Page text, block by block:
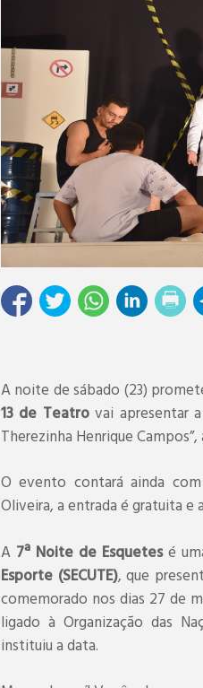
A noite de sábado (23)
13 de Teatrovai apresentar a
Therezinha Henrique
O evento contará ainda
Oliveira, a entrada é gratuita e
A 7ª Noite de Esquetesé
Esporte (SECUTE), que
comemorado nos dias 27 de
ligado à Organização das
instituiu a data.